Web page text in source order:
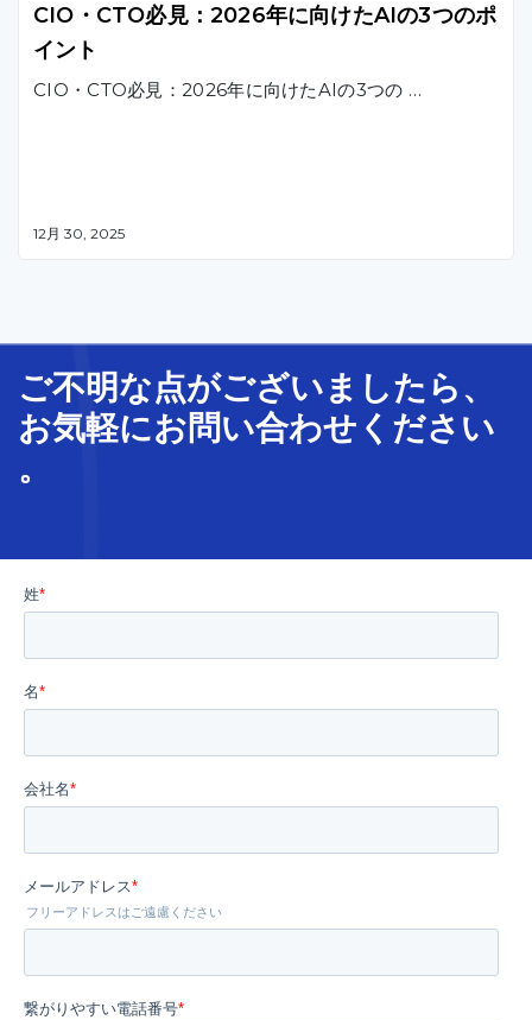
CIO・CTO必見：2026年に向けたAIの3つのポ
イント
CIO・CTO必見：2026年に向けたAIの3つの …
12月 30, 2025
ご不明な点がございましたら、
お気軽にお問い合わせ ください
。